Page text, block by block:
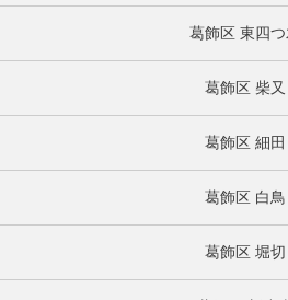
葛飾区 東四つ
葛飾区 柴又
葛飾区 細田
葛飾区 白鳥
葛飾区 堀切